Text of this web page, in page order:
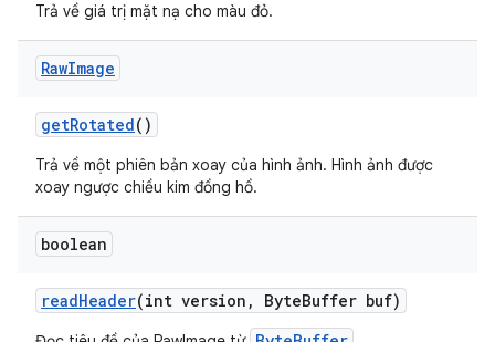
Trả về giá trị mặt nạ cho màu đỏ.
RawImage
getRotated()
Trả về một phiên bản xoay của hình ảnh. Hình ảnh được
xoay ngược chiều kim đồng hồ.
boolean
readHeader(int version , ByteBuffer buf)